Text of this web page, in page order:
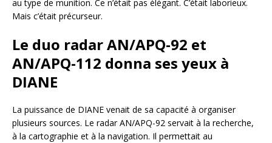
au type de munition. Ce n’était pas élégant. C’était laborieux.
Mais c’était précurseur.
Le duo radar AN/APQ-92 et
AN/APQ-112 donna ses yeux à
DIANE
La puissance de DIANE venait de sa capacité à organiser
plusieurs sources. Le radar AN/APQ-92 servait à la recherche,
à la cartographie et à la navigation. Il permettait au